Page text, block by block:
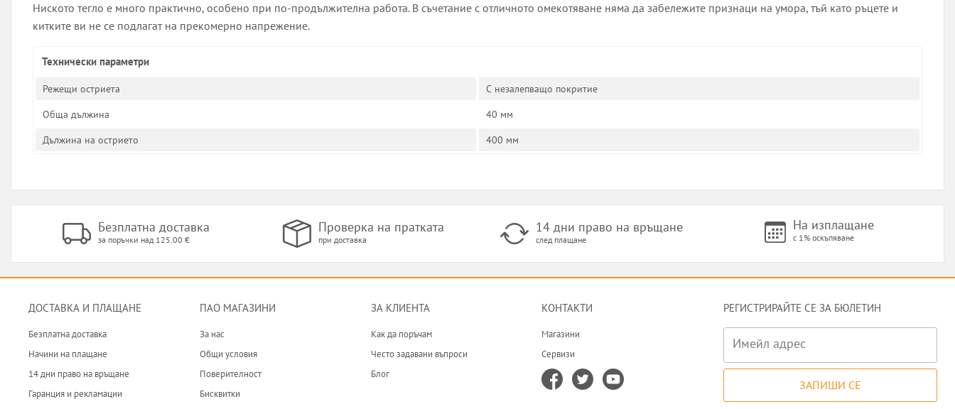
Ниското тегло е много практично, особено при по-продължителна работа. В съчетание с отличното омекотяване няма да забележите признаци на умора, тъй като ръцете и
китките ви не се подлагат на прекомерно напрежение.
Технически параметри
Режещи остриета
С незалепващо покритие
Обща дължина
40 мм
Дължина на острието
400 мм
Безплатна доставка
за поръчки над 125.00 €
Проверка на пратката
при доставка
14 дни право на връщане
след плащане
На изплащане
с 1% оскъпяване
ДОСТАВКА И ПЛАЩАНЕ
Безплатна доставка
Начини на плащане
14 дни право на връщане
Гаранция и рекламации
ПАО МАГАЗИНИ
За нас
Общи условия
Поверителност
Бисквитки
ЗА КЛИЕНТА
Как да поръчам
Често задавани въпроси
Блог
КОНТАКТИ
Магазини
Сервизи
РЕГИСТРИРАЙТЕ СЕ ЗА БЮЛЕТИН
Имейл адрес
ЗАПИШИ СЕ